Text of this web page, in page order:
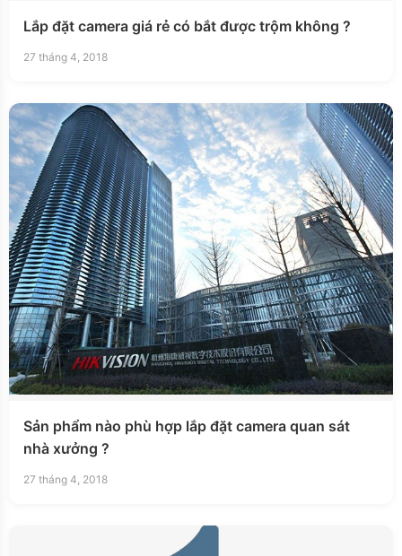
Lắp đặt camera giá rẻ có bắt được trộm không ?
27 tháng 4, 2018
Sản phẩm nào phù hợp lắp đặt camera quan sát
nhà xưởng ?
27 tháng 4, 2018